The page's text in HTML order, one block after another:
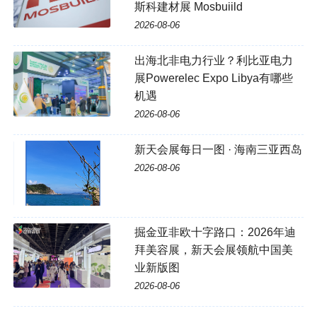
斯科建材展 Mosbuiild
2026-08-06
出海北非电力行业？利比亚电力
展Powerelec Expo Libya有哪些
机遇
2026-08-06
新天会展每日一图 · 海南三亚西岛
2026-08-06
掘金亚非欧十字路口：2026年迪
拜美容展，新天会展领航中国美
业新版图
2026-08-06